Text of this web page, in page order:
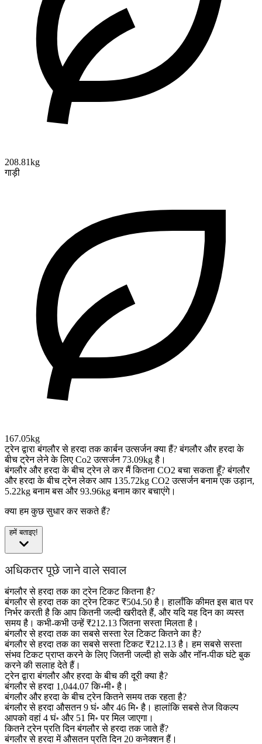
208.81kg
गाड़ी
167.05kg
ट्रेन द्वारा बंगलौर से हरदा तक कार्बन उत्सर्जन क्या हैं? बंगलौर और हरदा के
बीच ट्रेन लेने के लिए Co2 उत्सर्जन 73.09kg है।
बंगलौर और हरदा के बीच ट्रेन ले कर मैं कितना CO2 बचा सकता हूँ? बंगलौर
और हरदा के बीच ट्रेन लेकर आप 135.72kg CO2 उत्सर्जन बनाम एक उड़ान,
5.22kg बनाम बस और 93.96kg बनाम कार बचाएंगे।
क्या हम कुछ सुधार कर सकते हैं?
हमें बताइए!
अधिकतर पूछे जाने वाले सवाल
बंगलौर से हरदा तक का ट्रेन टिकट कितना है?
बंगलौर से हरदा तक का ट्रेन टिकट ₹504.50 है। हालाँकि कीमत इस बात पर
निर्भर करती है कि आप कितनी जल्दी खरीदते हैं, और यदि यह दिन का व्यस्त
समय है। कभी-कभी उन्हें ₹212.13 जितना सस्ता मिलता है।
बंगलौर से हरदा तक का सबसे सस्ता रेल टिकट कितने का है?
बंगलौर से हरदा तक का सबसे सस्ता टिकट ₹212.13 है। हम सबसे सस्ता
संभव टिकट प्राप्त करने के लिए जितनी जल्दी हो सके और नॉन-पीक घंटे बुक
करने की सलाह देते हैं।
ट्रेन द्वारा बंगलौर और हरदा के बीच की दूरी क्या है?
बंगलौर से हरदा 1,044.07 कि॰मी॰ है।
बंगलौर और हरदा के बीच ट्रेन कितने समय तक रहता है?
बंगलौर से हरदा औसतन 9 घं॰ और 46 मि॰ है। हालांकि सबसे तेज विकल्प
आपको वहां 4 घं॰ और 51 मि॰ पर मिल जाएगा।
कितने ट्रेन प्रति दिन बंगलौर से हरदा तक जाते हैं?
बंगलौर से हरदा में औसतन प्रति दिन 20 कनेक्शन हैं।